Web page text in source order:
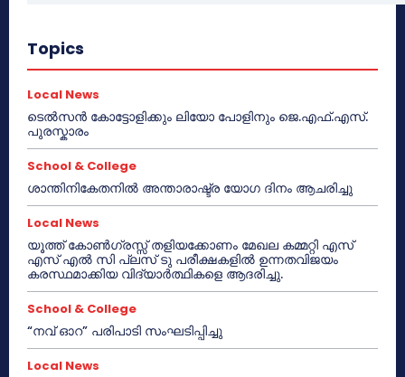
Topics
Local News
ടെൽസൻ കോട്ടോളിക്കും ലിയോ പോളിനും ജെ.എഫ്.എസ്.
പുരസ്കാരം
School & College
ശാന്തിനികേതനിൽ അന്താരാഷ്ട്ര യോഗ ദിനം ആചരിച്ചു
Local News
യൂത്ത് കോൺഗ്രസ്സ് തളിയക്കോണം മേഖല കമ്മറ്റി എസ്
എസ് എൽ സി പ്ലസ് ടു പരീക്ഷകളിൽ ഉന്നതവിജയം
കരസ്ഥമാക്കിയ വിദ്യാർത്ഥികളെ ആദരിച്ചു.
School & College
“നവ് ഓറ” പരിപാടി സംഘടിപ്പിച്ചു
Local News